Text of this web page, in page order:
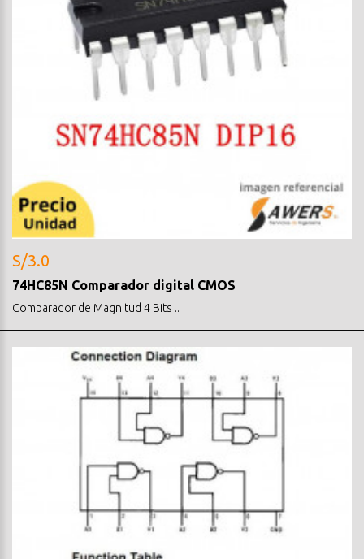
S/3.0
74HC85N Comparador digital CMOS
Comparador de Magnitud 4 Bits ..